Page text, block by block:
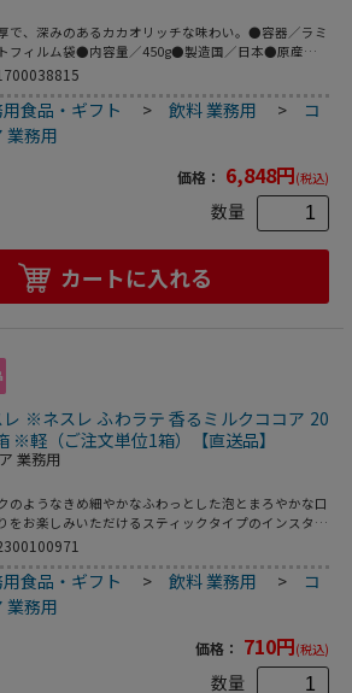
で、深みのあるカカオリッチな味わい。●容器／ラミ
フィルム袋●内容量／450g●製造国／日本●原産国
ガポール、日本、ガーナ、オランダ、カナダ、ドイ
成分／たんぱく質 0.4-0.8g、脂質 1.2g、炭水化
、ナトリウム 101mg●賞味期限／商品の発送時点
賞味期限まで残り120日以上の商品をお届けします。●
方法／高温多湿の場所をさけて保存してください。●約
食品・ギフト >飲料 業務用 > コ
業務用
価格： 6,848円(税込)
数量
カートに入れる
レ ※ネスレ ふわラテ 香るミルクココア 20
※軽（ご注文単位1箱）【直送品】
業務用
のようなきめ細やかなふわっとした泡とまろやかな口
をお楽しみいただけるスティックタイプのインスタン
｡●種別:ふわラテ ミルクココア●入数:20本●内容量
有●シュガー:加糖●甘さ:有●ブランド:ネスカフェ●
率:対象●製造国:日本●メーカーの都合によりパッケ
や仕様などが変更になる場合がございますので､あらか
食品・ギフト >飲料 業務用 > コ
業務用
価格： 710円(税込)
数量